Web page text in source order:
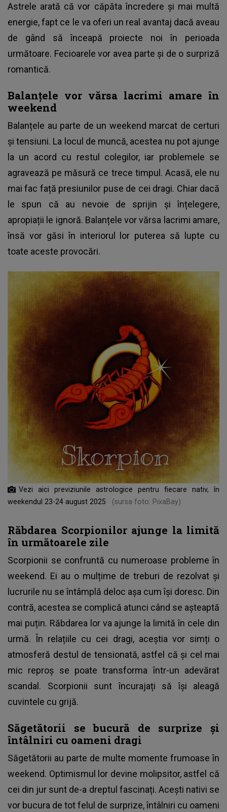
Astrele arată că vor căpăta încredere și mai multă
energie, fapt ce le va oferi un real avantaj dacă aveau
de gând să înceapă proiecte noi în perioada
următoare. Fecioarele vor avea parte și de o surpriză
romantică.
Balanțele vor vărsa lacrimi amare în
weekend
Balanțele au parte de un weekend marcat de certuri
și tensiuni. La locul de muncă, acestea nu pot ajunge
la un acord cu restul colegilor, iar problemele se
agravează pe măsură ce trece timpul. Acasă, ele nu
mai fac față presiunilor puse de cei dragi. Chiar dacă
le spun că au nevoie de sprijin și înțelegere,
apropiații le ignoră. Balanțele vor vărsa lacrimi amare,
însă vor găsi în interiorul lor puterea să lupte cu
toate aceste provocări.
Vezi aici previziunile astrologice pentru fiecare nativ, în
weekendul 23-24 august 2025
(sursa foto: PixaBay)
Răbdarea Scorpionilor ajunge la limită
în următoarele zile
Scorpionii se confruntă cu numeroase probleme în
weekend. Ei au o mulțime de treburi de rezolvat și
lucrurile nu se întâmplă deloc așa cum își doresc. Din
contră, acestea se complică atunci când se așteaptă
mai puțin. Răbdarea lor va ajunge la limită în cele din
urmă. În relațiile cu cei dragi, aceștia vor simți o
atmosferă destul de tensionată, astfel că și cel mai
mic reproș se poate transforma într-un adevărat
scandal. Scorpionii sunt încurajați să își aleagă
cuvintele cu grijă.
Săgetătorii se bucură de surprize și
întâlniri cu oameni dragi
Săgetătorii au parte de multe momente frumoase în
weekend. Optimismul lor devine molipsitor, astfel că
cei din jur sunt de-a dreptul fascinați. Acești nativi se
vor bucura de tot felul de surprize, întâlniri cu oameni